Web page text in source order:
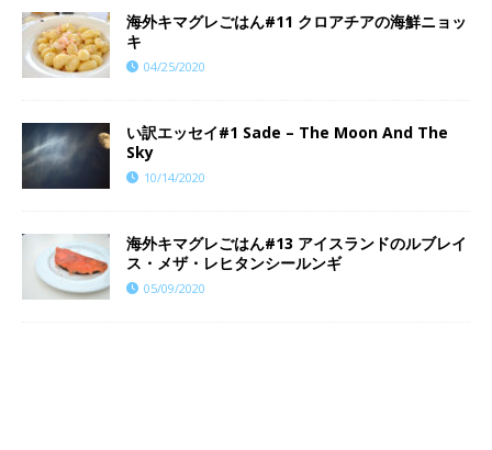
海外キマグレごはん#11 クロアチアの海鮮ニョッ
キ
04/25/2020
い訳エッセイ#1 Sade – The Moon And The
Sky
10/14/2020
海外キマグレごはん#13 アイスランドのルブレイ
ス・メザ・レヒタンシールンギ
05/09/2020